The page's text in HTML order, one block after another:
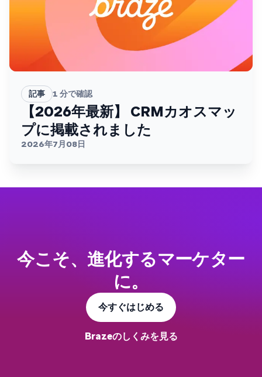
記事 1 分で確認
【2026年最新】 CRMカオスマッ
プに掲載されました
2026年7月08日
今こそ、進化するマーケター
に。
今すぐはじめる
Brazeのしくみを見る